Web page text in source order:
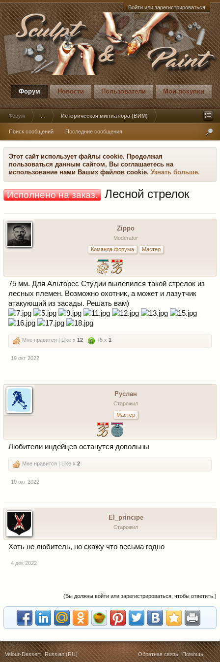
Войти или зарегистрироваться
Форум Новости Пользователи Мои покупки
Форум Историческая миниатюра (ВИМ)
Поиск сообщений Последние сообщения
Этот сайт использует файлы cookie. Продолжая
пользоваться данным сайтом, Вы соглашаетесь на
использование нами Ваших файлов cookie. Узнать больше.
Исполнено на заказ. Лесной стрелок
Zippo
Moderator
Команда форума
Мастер
75 мм. Для Альторес Студии вылепился такой стрелок из
лесных племен. Возможно охотник, а может и лазутчик
атакующий из засады. Решать вам)
Мне нравится | Like x 12 +5 x 1
19 окт 2022
Руслан
Старожил
Мастер
Любители индейцев останутся довольны
Мне нравится | Like x 2
19 окт 2022
El_principe
Старожил
Хоть не любитель, но скажу что весьма годно
4 дек 2022
(Вы должны войти или зарегистрироваться, чтобы ответить.)
Velour-Dessert Russian (RU) Обратная связь Помощь